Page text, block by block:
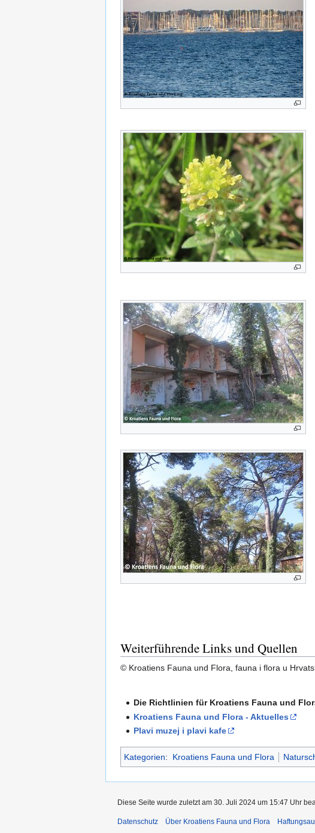
Weiterführende Links und Quellen
© Kroatiens Fauna und Flora, fauna i flora u
Die Richtlinien für Kroatiens Fauna und
Kroatiens Fauna und Flora - Aktuelles
Plavi muzej i plavi kafe
Kategorien: Kroatiens Fauna und Flora
Diese Seite wurde zuletzt am 30. Juli 2024 um 15:47 Uhr
Datenschutz Über Kroatiens Fauna und Flora